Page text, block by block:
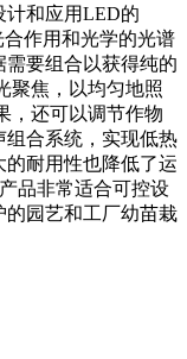
计和应用LED的
作用和光学的光谱
要组合以获得纯的
聚焦，以均匀地照
，还可以调节作物
组合系统，实现低热
耐用性也降低了运
品非常适合可控设
的园艺和工厂幼苗栽